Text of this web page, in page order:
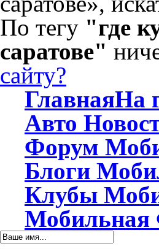
По тегу "где
саратове"
сайту?
ГлавнаяНа
Авто
Форум
Блоги
Клубы
Мобильная